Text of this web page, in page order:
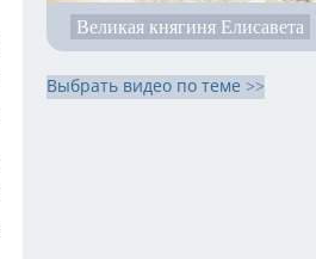
Великая княгиня Елисавета
Выбрать видео по теме >>